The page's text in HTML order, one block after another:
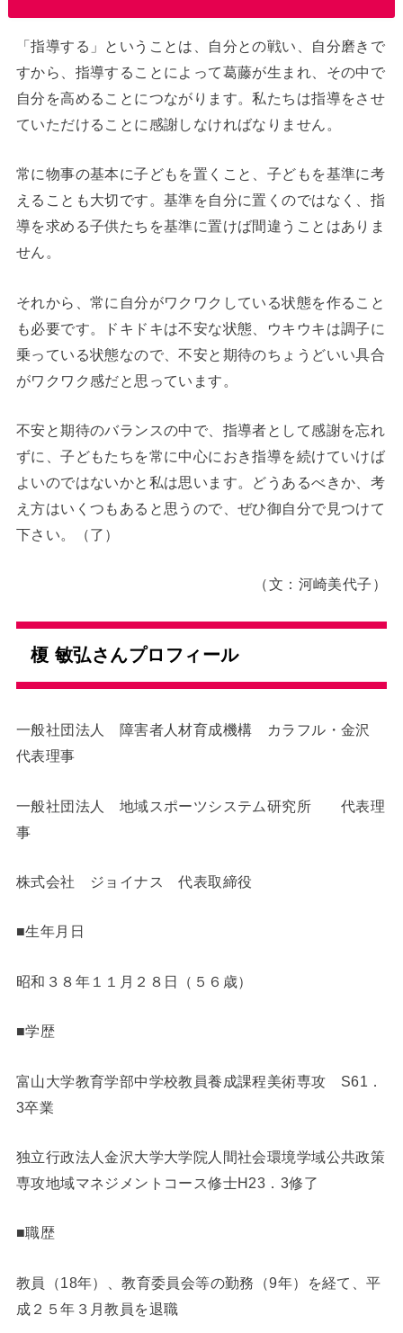
「指導する」ということは、自分との戦い、自分磨きで
すから、指導することによって葛藤が生まれ、その中で
自分を高めることにつながります。私たちは指導をさせ
ていただけることに感謝しなければなりません。
常に物事の基本に子どもを置くこと、子どもを基準に考
えることも大切です。基準を自分に置くのではなく、指
導を求める子供たちを基準に置けば間違うことはありま
せん。
それから、常に自分がワクワクしている状態を作ること
も必要です。ドキドキは不安な状態、ウキウキは調子に
乗っている状態なので、不安と期待のちょうどいい具合
がワクワク感だと思っています。
不安と期待のバランスの中で、指導者として感謝を忘れ
ずに、子どもたちを常に中心におき指導を続けていけば
よいのではないかと私は思います。どうあるべきか、考
え方はいくつもあると思うので、ぜひ御自分で見つけて
下さい。（了）
（文：河崎美代子）
榎 敏弘さんプロフィール
一般社団法人 障害者人材育成機構 カラフル・金沢
代表理事
一般社団法人 地域スポーツシステム研究所 代表理
事
株式会社 ジョイナス 代表取締役
■生年月日
昭和３８年１１月２８日（５６歳）
■学歴
富山大学教育学部中学校教員養成課程美術専攻 S61．
3卒業
独立行政法人金沢大学大学院人間社会環境学域公共政策
専攻地域マネジメントコース修士H23．3修了
■職歴
教員（18年）、教育委員会等の勤務（9年）を経て、平
成２５年３月教員を退職